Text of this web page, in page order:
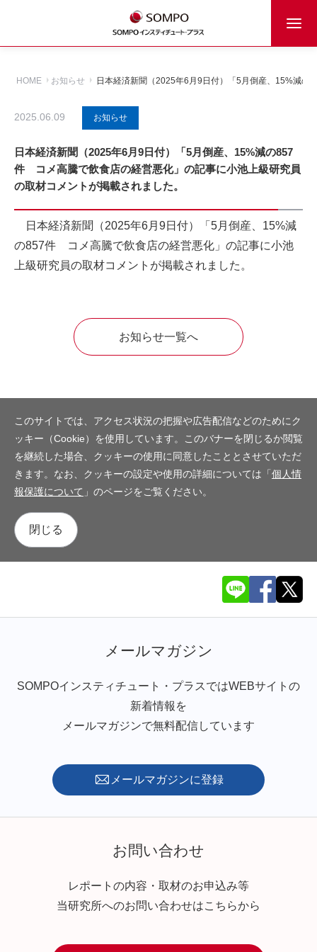
HOME お知らせ 日本経済新聞（2025年6月9日付）「5月倒産、15%減
2025.06.09 お知らせ
日本経済新聞（2025年6月9日付）「5月倒産、15%減の857
件 コメ高騰で飲食店の経営悪化」の記事に小池上級研究員
の取材コメントが掲載されました。
日本経済新聞（2025年6月9日付）「5月倒産、15%減
の857件 コメ高騰で飲食店の経営悪化」の記事に小池
上級研究員の取材コメントが掲載されました。
お知らせ一覧へ
このサイトでは、アクセス状況の把握や広告配信などのためにク
ッキー（Cookie）を使用しています。このバナーを閉じるか閲覧
を継続した場合、クッキーの使用に同意したこととさせていただ
きます。なお、クッキーの設定や使用の詳細については「個人情
報保護について 」のページをご覧ください。
閉じる
メールマガジン
SOMPOインスティチュート・プラスではWEBサイトの
新着情報を
メールマガジンで無料配信しています
メールマガジンに登録
お問い合わせ
レポートの内容・取材のお申込み等
当研究所へのお問い合わせはこちらから